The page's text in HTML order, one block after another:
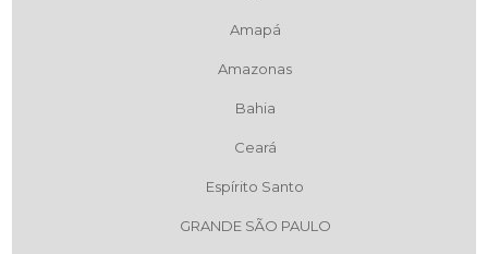
Amapá
Amazonas
Bahia
Ceará
Espírito Santo
GRANDE SÃO PAULO